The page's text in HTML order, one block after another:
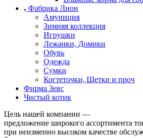
Фабрика Лион
Амуниция
Зимняя коллекция
Игрушки
Лежанки, Домики
Обувь
Одежда
Сумки
Когтеточки, Щетки и проч
Фирма Зевс
Чистый котик
Цель нашей компании —
предложение широкого ассортимента
при неизменно высоком качестве